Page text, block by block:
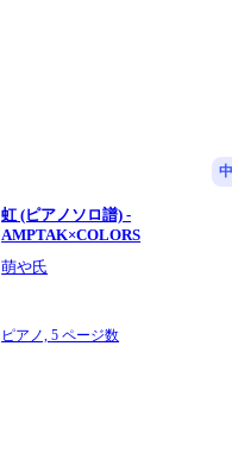
虹 (ピアノソロ譜) -
AMPTAK×COLORS
萌や氏
ピアノ,5 ページ数